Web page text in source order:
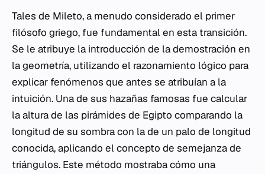
Tales de Mileto, a menudo considerado el primer
filósofo griego, fue fundamental en esta transición.
Se le atribuye la introducción de la demostración en
la geometría, utilizando el razonamiento lógico para
explicar fenómenos que antes se atribuían a la
intuición. Una de sus hazañas famosas fue calcular
la altura de las pirámides de Egipto comparando la
longitud de su sombra con la de un palo de longitud
conocida, aplicando el concepto de semejanza de
triángulos. Este método mostraba cómo una